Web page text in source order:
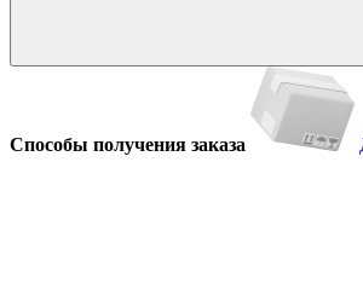
Способы получения заказа